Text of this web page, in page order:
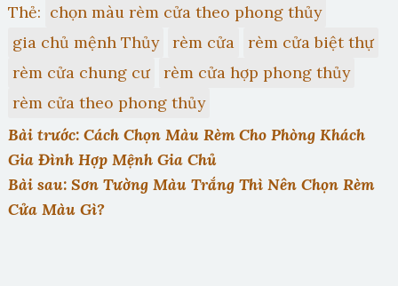
Thẻ: chọn màu rèm cửa theo phong thủy
gia chủ mệnh Thủy
rèm cửa
rèm cửa biệt thự
rèm cửa chung cư
rèm cửa hợp phong thủy
rèm cửa theo phong thủy
Bài trước: Cách Chọn Màu Rèm Cho Phòng Khách
Gia Đình Hợp Mệnh Gia Chủ
Bài sau: Sơn Tường Màu Trắng Thì Nên Chọn Rèm
Cửa Màu Gì?